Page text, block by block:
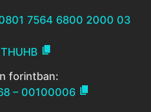
7564 6800 2000 03

forintban:
– 00100006 